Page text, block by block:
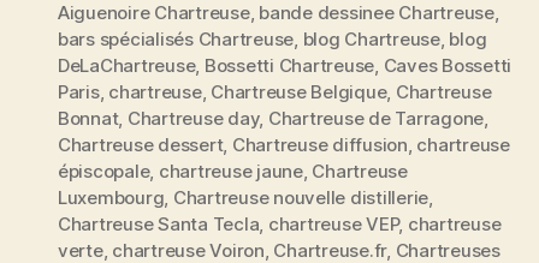
reine
des
liqueurs
et
véritable
élixir
de
vie »
Aiguenoire Chartreuse, bande dessinee Chartreuse,
bars spécialisés Chartreuse, blog Chartreuse, blog
DeLaChartreuse, Bossetti Chartreuse, Caves Bossetti
Paris, chartreuse, Chartreuse Belgique, Chartreuse
Bonnat, Chartreuse day, Chartreuse de Tarragone,
Chartreuse dessert, Chartreuse diffusion, chartreuse
épiscopale, chartreuse jaune, Chartreuse
Luxembourg, Chartreuse nouvelle distillerie,
Chartreuse Santa Tecla, chartreuse VEP, chartreuse
verte, chartreuse Voiron, Chartreuse.fr, Chartreuses